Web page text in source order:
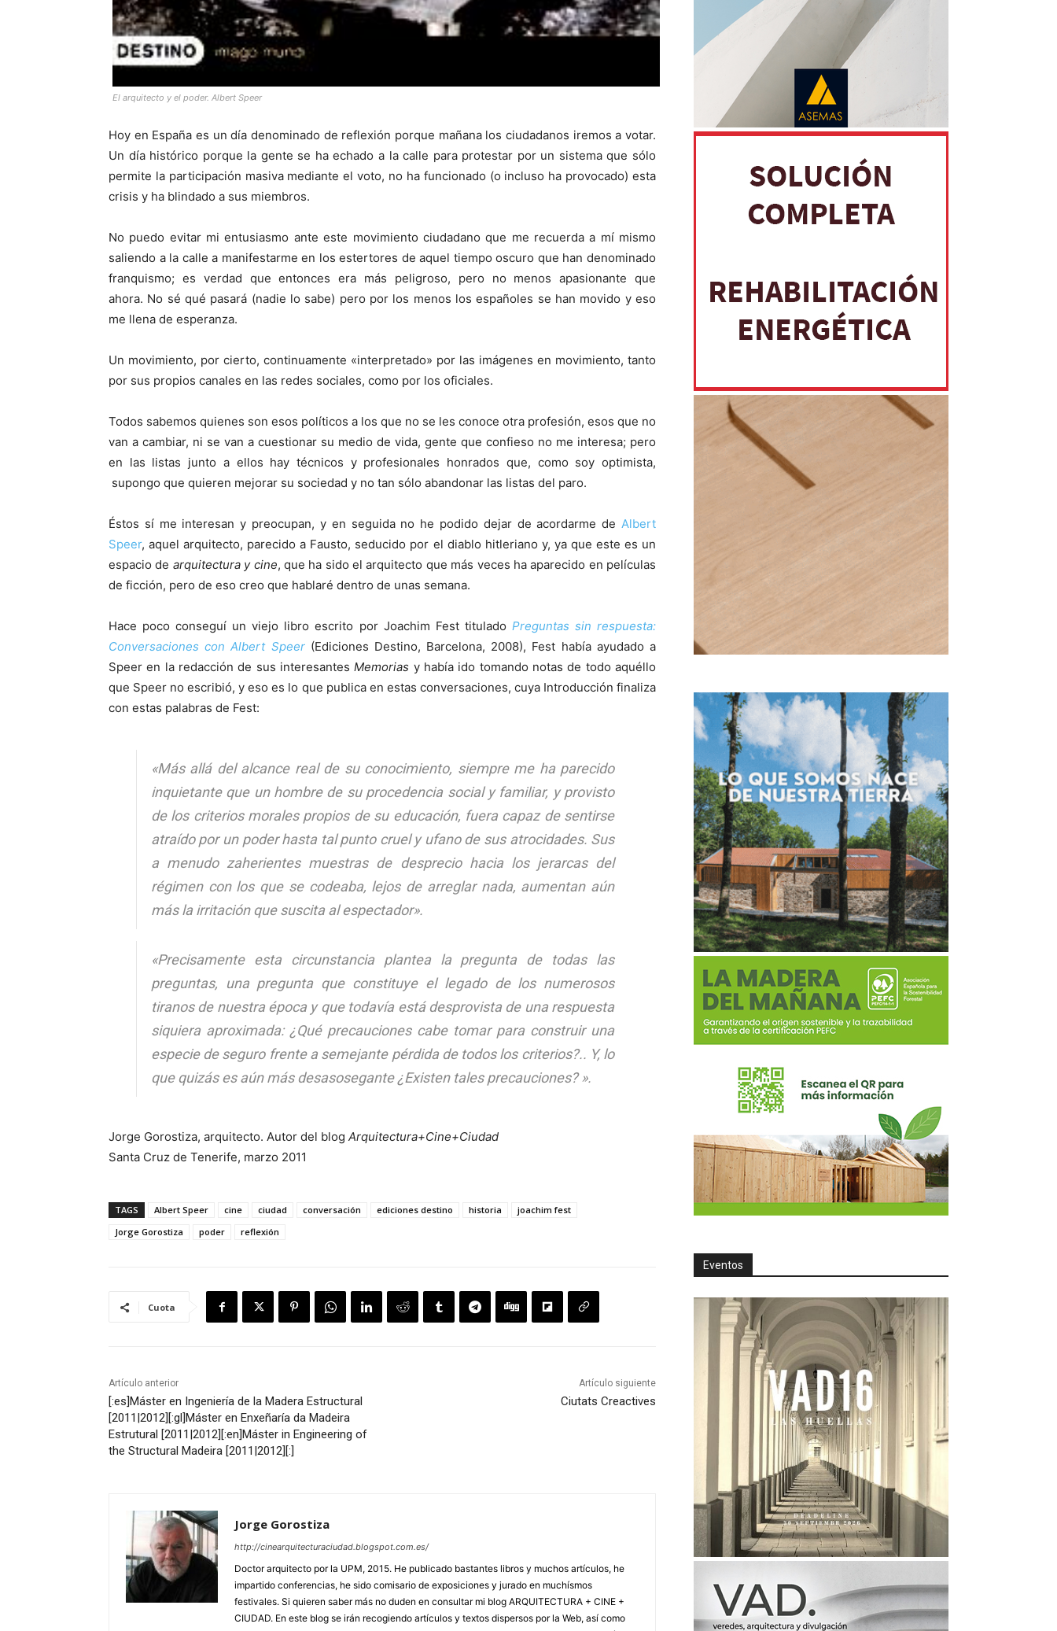
El arquitecto y el poder. Albert Speer
Hoy en España es un día denominado de reflexión porque mañana los ciudadanos iremos a votar.
Un día histórico porque la gente se ha echado a la calle para protestar por un sistema que sólo
permite la participación masiva mediante el voto, no ha funcionado (o incluso ha provocado) esta
crisis y ha blindado a sus miembros.
No puedo evitar mi entusiasmo ante este movimiento ciudadano que me recuerda a mí mismo
saliendo a la calle a manifestarme en los estertores de aquel tiempo oscuro que han denominado
franquismo; es verdad que entonces era más peligroso, pero no menos apasionante que
ahora. No sé qué pasará (nadie lo sabe) pero por los menos los españoles se han movido y eso
me llena de esperanza.
Un movimiento, por cierto, continuamente «interpretado» por las imágenes en movimiento, tanto
por sus propios canales en las redes sociales, como por los oficiales.
Todos sabemos quienes son esos políticos a los que no se les conoce otra profesión, esos que no
van a cambiar, ni se van a cuestionar su medio de vida, gente que confieso no me interesa; pero
en las listas junto a ellos hay técnicos y profesionales honrados que, como soy optimista,
supongo que quieren mejorar su sociedad y no tan sólo abandonar las listas del paro.
Éstos sí me interesan y preocupan, y en seguida no he podido dejar de acordarme de Albert
Speer, aquel arquitecto, parecido a Fausto, seducido por el diablo hitleriano y, ya que este es un
espacio de arquitectura y cine, que ha sido el arquitecto que más veces ha aparecido en películas
de ficción, pero de eso creo que hablaré dentro de unas semana.
Hace poco conseguí un viejo libro escrito por Joachim Fest titulado Preguntas sin respuesta:
Conversaciones con Albert Speer(Ediciones Destino, Barcelona, 2008), Fest había ayudado a
Speer en la redacción de sus interesantesMemorias y había ido tomando notas de todo aquéllo
que Speer no escribió, y eso es lo que publica en estas conversaciones, cuya Introducción finaliza
con estas palabras de Fest:
«Más allá del alcance real de su conocimiento, siempre me ha parecido
inquietante que un hombre de su procedencia social y familiar, y provisto
de los criterios morales propios de su educación, fuera capaz de sentirse
atraído por un poder hasta tal punto cruel y ufano de sus atrocidades. Sus
a menudo zaherientes muestras de desprecio hacia los jerarcas del
régimen con los que se codeaba, lejos de arreglar nada, aumentan aún
más la irritación que suscita al espectador».
«Precisamente esta circunstancia plantea la pregunta de todas las
preguntas, una pregunta que constituye el legado de los numerosos
tiranos de nuestra época y que todavía está desprovista de una respuesta
siquiera aproximada: ¿Qué precauciones cabe tomar para construir una
especie de seguro frente a semejante pérdida de todos los criterios?.. Y, lo
que quizás es aún más desasosegante ¿Existen tales precauciones?».
Jorge Gorostiza, arquitecto. Autor del blog Arquitectura+Cine+Ciudad
Santa Cruz de Tenerife, marzo 2011
TAGS Albert Speer cine ciudad conversación ediciones destino historia
joachim fest
Jorge Gorostiza
poder reflexión
Cuota
Artículo anterior
[:es]Máster en Ingeniería de la Madera Estructural
[2011|2012][:gl]Máster en Enxeñaría da Madeira
Estrutural [2011|2012][:en]Máster in Engineering of
the Structural Madeira [2011|2012][:]
Artículo siguiente
Ciutats Creactives
Jorge Gorostiza
http://cinearquitecturaciudad.blogspot.com.es/
Doctor arquitecto por la UPM, 2015. He publicado bastantes libros y muchos artículos, he
impartido conferencias, he sido comisario de exposiciones y jurado en muchísmos
festivales. Si quieren saber más no duden en consultar mi blog ARQUITECTURA + CINE +
CIUDAD. En este blog se irán recogiendo artículos y textos dispersos por la Web, así como
Eventos